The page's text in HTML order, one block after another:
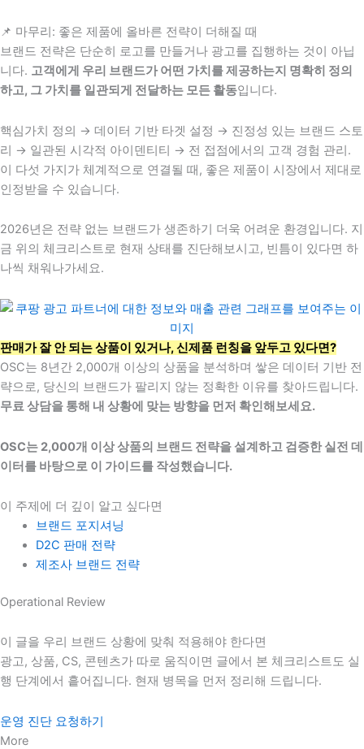
📌 마무리: 좋은 제품에 올바른 전략이 더해질 때
브랜드 전략은 단순히 로고를 만들거나 광고를 집행하는 것이 아닙
니다. 고객에게 우리 브랜드가 어떤 가치를 제공하는지 명확히 정의
하고, 그 가치를 일관되게 전달하는 모든 활동입니다.
핵심가치 정의 → 데이터 기반 타겟 설정 → 진정성 있는 브랜드 스토
리 → 일관된 시각적 아이덴티티 → 전 접점에서의 고객 경험 관리.
이 다섯 가지가 체계적으로 연결될 때, 좋은 제품이 시장에서 제대로
인정받을 수 있습니다.
2026년은 전략 없는 브랜드가 생존하기 더욱 어려운 환경입니다. 지
금 위의 체크리스트로 현재 상태를 진단해보시고, 빈틈이 있다면 하
나씩 채워나가세요.
판매가 잘 안 되는 상품이 있거나, 신제품 런칭을 앞두고 있다면?
OSC는 8년간 2,000개 이상의 상품을 분석하며 쌓은 데이터 기반 전
략으로, 당신의 브랜드가 팔리지 않는 정확한 이유를 찾아드립니다.
무료 상담을 통해 내 상황에 맞는 방향을 먼저 확인해보세요.
OSC는 2,000개 이상 상품의 브랜드 전략을 설계하고 검증한 실전 데
이터를 바탕으로 이 가이드를 작성했습니다.
이 주제에 더 깊이 알고 싶다면
브랜드 포지셔닝
D2C 판매 전략
제조사 브랜드 전략
Operational Review
이 글을 우리 브랜드 상황에 맞춰 적용해야 한다면
광고, 상품, CS, 콘텐츠가 따로 움직이면 글에서 본 체크리스트도 실
행 단계에서 흩어집니다. 현재 병목을 먼저 정리해 드립니다.
운영 진단 요청하기
More